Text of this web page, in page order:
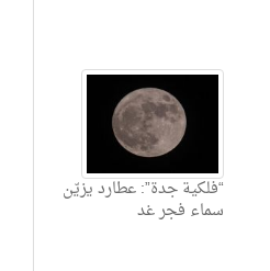
“فلكية جدة”: عطارد يزيّن
سماء فجر غد